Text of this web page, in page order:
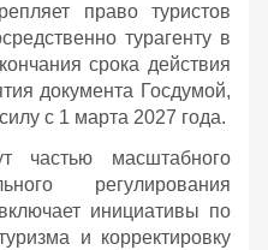
право туристов
турагенту в
срока действия
документа Госдумой,
с 1 марта 2027 года.
частью масштабного
регулирования
инициативы по
и корректировку